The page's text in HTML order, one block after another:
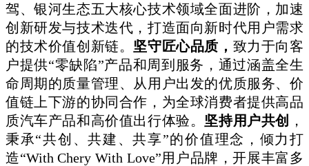
驾、银河生态五大核心技术领域全面进阶，加速
创新研发与技术迭代，打造面向新时代用户需求
的技术价值创新链。 坚守匠心品质， 致力于向客
户提供“零缺陷”产品和周到服务，通过涵盖全生
命周期的质量管理、从用户出发的优质服务、价
值链上下游的协同合作，为全球消费者提供高品
质汽车产品和高价值出行体验。 坚持用户共创
，
秉承“共创、共建、共享”的价值理念，倾力打
造“With Chery With Love”用户品牌，开展丰富多